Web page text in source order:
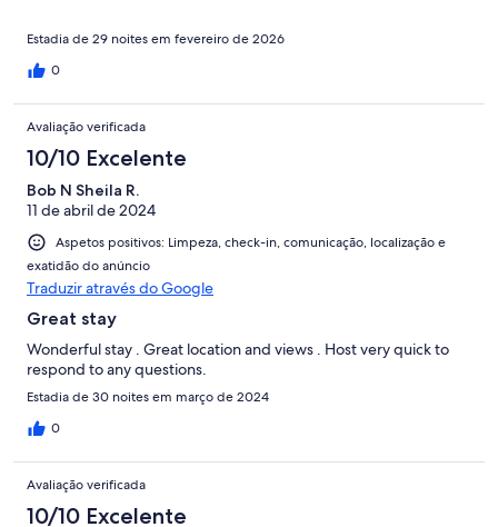
Estadia de 29 noites em fevereiro de 2026
0
Avaliação verificada
10/10 Excelente
Bob N Sheila R.
11 de abril de 2024
Aspetos positivos: Limpeza, check-in, comunicação, localização e
exatidão do anúncio
Traduzir através do Google
Great stay
Wonderful stay . Great location and views . Host very quick to
respond to any questions.
Estadia de 30 noites em março de 2024
0
Avaliação verificada
10/10 Excelente